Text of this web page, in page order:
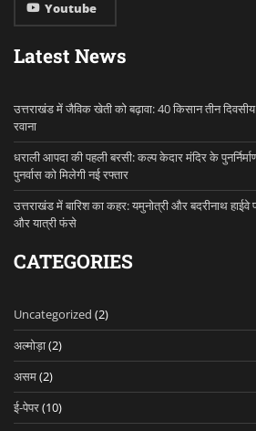
Youtube
Latest News
उत्तराखंड में जैविक खेती को बढ़ावा: 40 किसान तीन
रवाना
धराली आपदा की पहली बरसी: कल्प केदार मंदिर के
पुनर्वास को मिलेगी नई रफ्तार
उत्तराखंड में बारिश का कहर: यमुनोत्री और बदरीनाथ
और यात्री फंसे
CATEGORIES
Uncategorized (2)
अल्मोड़ा(2)
असम(2)
ई-पेपर(10)